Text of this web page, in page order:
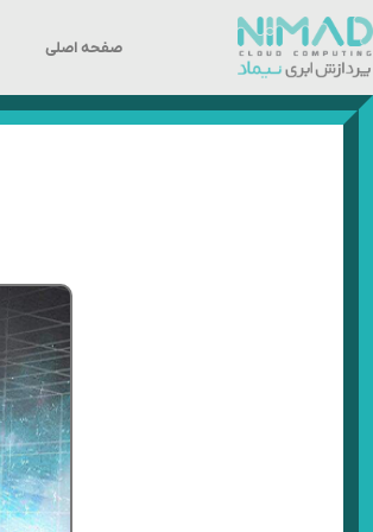
پرش
به
محتوا
صفحه اصلی